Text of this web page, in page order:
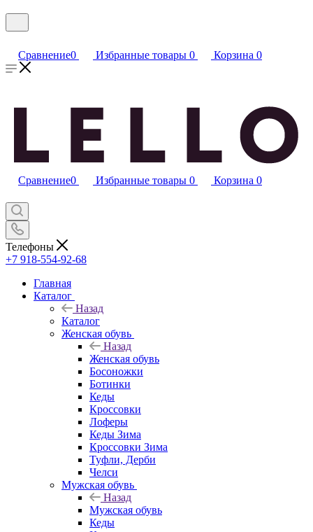
Сравнение0 Избранные товары 0 Корзина 0
Сравнение0 Избранные товары 0 Корзина 0
Телефоны
+7 918-554-92-68
Главная
Каталог
Назад
Каталог
Женская обувь
Назад
Женская обувь
Босоножки
Ботинки
Кеды
Кроссовки
Лоферы
Кеды Зима
Кроссовки Зима
Туфли, Дерби
Челси
Мужская обувь
Назад
Мужская обувь
Кеды